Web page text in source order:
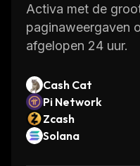
Activa met de
paginaweergaven
afgelopen 24 uur.
Cash Cat
Pi Network
Zcash
Solana